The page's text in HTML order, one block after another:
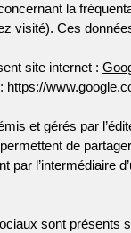
la
Ces
site internet :
et gérés par
de
l’intermédiaire
sont présents